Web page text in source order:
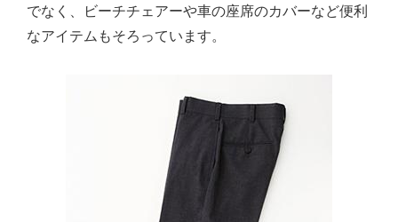
でなく、ビーチチェアーや車の座席のカバーなど便利
なアイテムもそろっています。